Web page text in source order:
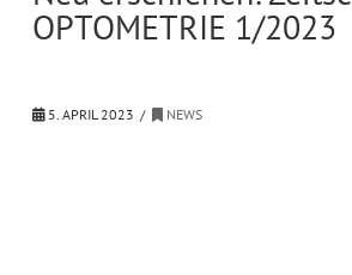
OPTOMETRIE 1/2023
5. APRIL 2023 NEWS